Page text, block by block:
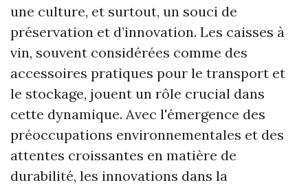
une culture, et surtout, un souci de
préservation et d’innovation. Les caisses à
vin, souvent considérées comme des
accessoires pratiques pour le transport et
le stockage, jouent un rôle crucial dans
cette dynamique. Avec l'émergence des
préoccupations environnementales et des
attentes croissantes en matière de
durabilité, les innovations dans la